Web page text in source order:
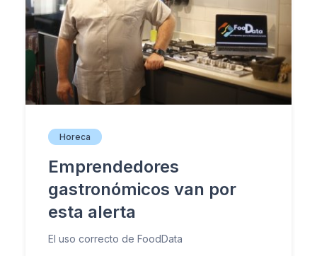
Horeca
Emprendedores
gastronómicos van por
esta alerta
El uso correcto de FoodData